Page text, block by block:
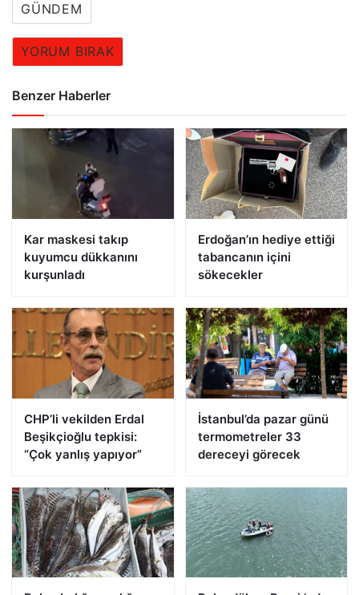
GÜNDEM
YORUM BIRAK
Benzer Haberler
Kar maskesi takıp
kuyumcu dükkanını
kurşunladı
Erdoğan’ın hediye ettiği
tabancanın içini
sökecekler
CHP’li vekilden Erdal
Beşikçioğlu tepkisi:
“Çok yanlış yapıyor”
İstanbul’da pazar günü
termometreler 33
dereceyi görecek